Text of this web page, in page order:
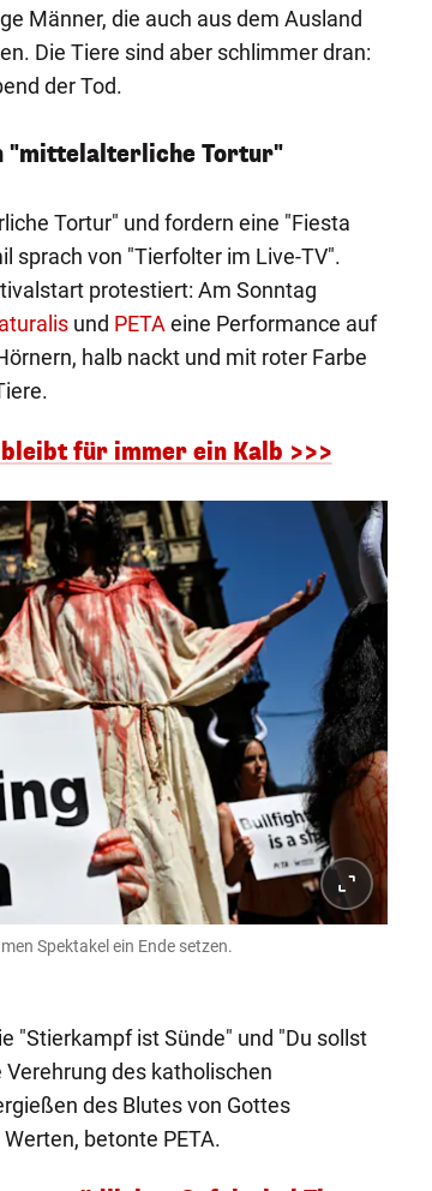
Männer, die auch aus dem Ausland
Die Tiere sind aber schlimmer dran:
der Tod.
"mittelalterliche Tortur"
Tortur" und fordern eine "Fiesta
sprach von "Tierfolter im Live-TV".
protestiert: Am Sonntag
und PETAeine Performance auf
halb nackt und mit roter Farbe
für immer ein Kalb >>>
Spektakel ein Ende setzen.
"Stierkampf ist Sünde" und "Du sollst
des katholischen
des Blutes von Gottes
betonte PETA.